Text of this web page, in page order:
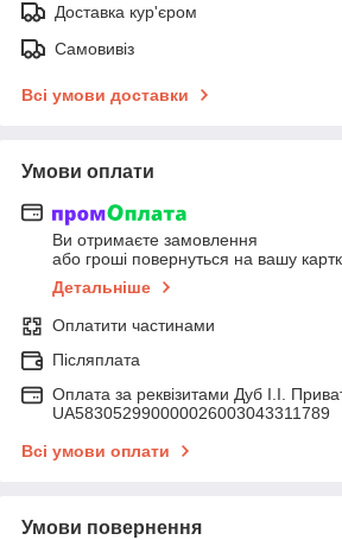
Доставка кур'єром
Самовивіз
Всі умови доставки
Умови оплати
Ви отримаєте замовлення
або гроші повернуться на вашу
Детальніше
Оплатити частинами
Післяплата
Оплата за реквізитами Дуб І.І.
UA583052990000026003043311789
Всі умови оплати
Умови повернення